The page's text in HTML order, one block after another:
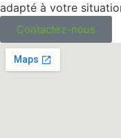
adapté à votre
Contactez-nous